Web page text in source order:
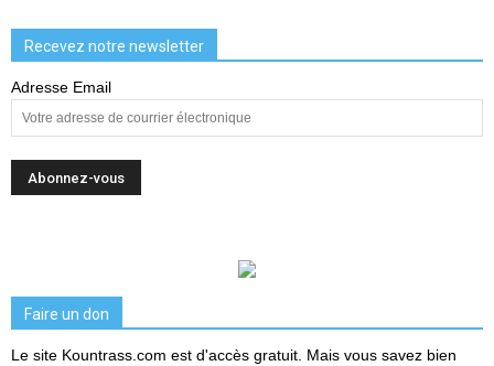
Recevez notre newsletter
Adresse Email
Faire un don
Le site Kountrass.com est d'accès gratuit. Mais vous savez bien